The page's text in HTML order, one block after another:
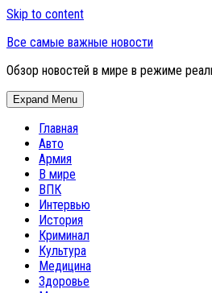
Skip to content
Все самые важные новости
Обзор новостей в мире в режиме
Expand Menu
Главная
Авто
Армия
В мире
ВПК
Интервью
История
Криминал
Культура
Медицина
Здоровье